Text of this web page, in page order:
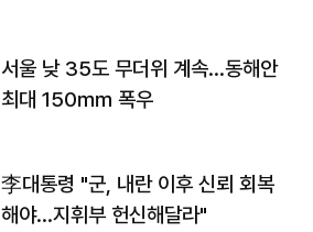
서울 낮 35도 무더위 계속…동해안
최대 150㎜ 폭우
李대통령 "군, 내란 이후 신뢰 회복
해야…지휘부 헌신해달라"